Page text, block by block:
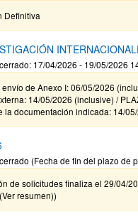
Definitiva
17/04/2026 - 19/05/2026
de Anexo I: 06/05/2026
14/05/2026 (inclusive) /
la documentación indicada: 14/
(Fecha de fin del plazo de
de solicitudes finaliza el 29/04/
resumen))